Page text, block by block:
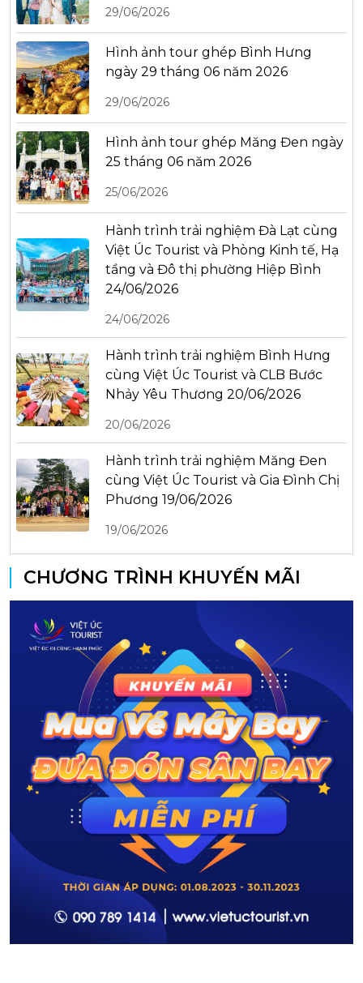
29/06/2026
Hình ảnh tour ghép Bình Hưng
ngày 29 tháng 06 năm 2026
29/06/2026
Hình ảnh tour ghép Măng Đen ngày
25 tháng 06 năm 2026
25/06/2026
Hành trình trải nghiệm Đà Lạt cùng
Việt Úc Tourist và Phòng Kinh tế, Hạ
tầng và Đô thị phường Hiệp Bình
24/06/2026
24/06/2026
Hành trình trải nghiệm Bình Hưng
cùng Việt Úc Tourist và CLB Bước
Nhảy Yêu Thương 20/06/2026
20/06/2026
Hành trình trải nghiệm Măng Đen
cùng Việt Úc Tourist và Gia Đình Chị
Phương 19/06/2026
19/06/2026
CHƯƠNG TRÌNH KHUYẾN MÃI